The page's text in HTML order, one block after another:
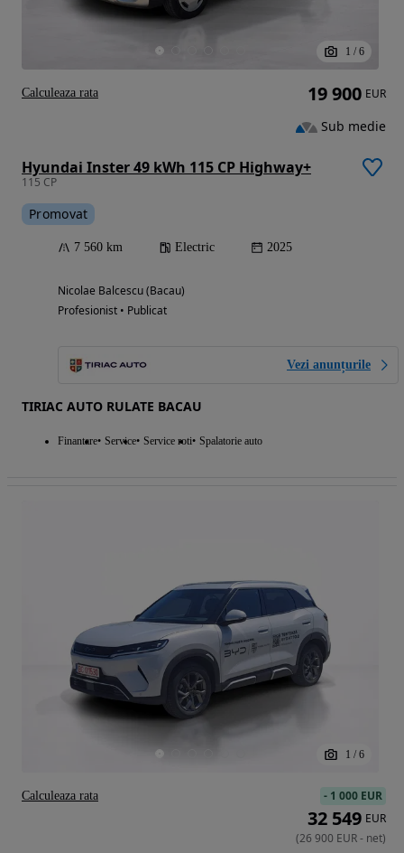
1 / 6
Hyundai Inster 49 kWh 115 CP Highway+
115 CP
Promovat
7 560 km Electric 2025
Nicolae Balcescu (Bacau)
Profesionist • Publicat
Vezi anunțurile
TIRIAC AUTO RULATE BACAU
Finantare Service Service roti Spalatorie auto
19 900 EUR
Sub medie
Calculeaza rata
1 / 6
- 1 000 EUR
32 549 EUR
(26 900 EUR- net)
Calculeaza rata